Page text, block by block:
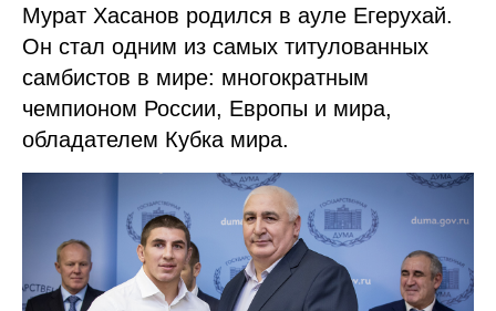
Мурат Хасанов родился в ауле Егерухай.
Он стал одним из самых титулованных
самбистов в мире: многократным
чемпионом России, Европы и мира,
обладателем Кубка мира.